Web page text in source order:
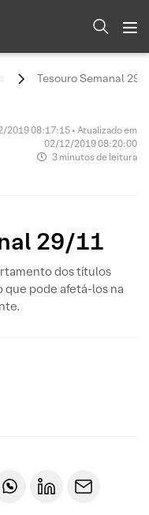
Tesouro Semanal 29/
2019 08:17:15 • Atualizado em
02/12/2019 08:20:00
3 minutos de leitura
29/11
dos títulos
que pode afetá-los na